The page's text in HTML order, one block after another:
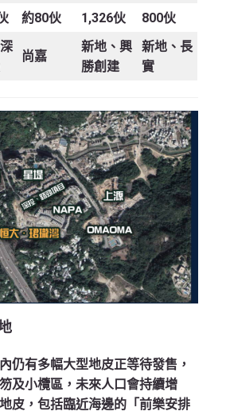
約80伙 1,326伙 800伙
尚嘉
新地、興
勝創建
新地、長
實
仍有多幅大型地皮正等待發售，
及小欖區，未來人口會持續增
皮，包括臨近海邊的「前樂安排